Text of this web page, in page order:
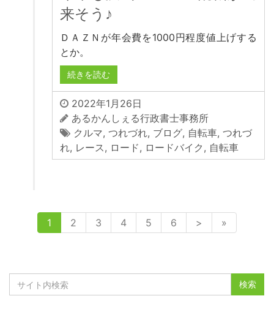
来そう♪
ＤＡＺＮが年会費を1000円程度値上げする
とか。
続きを読む
2022年1月26日
あるかんしぇる行政書士事務所
クルマ, つれづれ, ブログ, 自転車, つれづ
れ, レース, ロード, ロードバイク , 自転車
1 2 3 4 5 6 > »